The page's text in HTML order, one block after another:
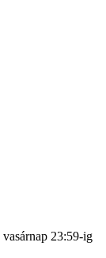
vasárnap 23:59-ig